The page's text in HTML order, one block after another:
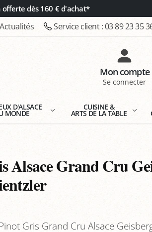
offerte dès 160 € d'achat*
Actualités Service client :03 89 23 35
Mon compte
Se connecter
D'ALSACE
MONDE
CUISINE &
ARTS DE LA TABLE
Alsace Grand Cru
Gris Grand Cru Alsace